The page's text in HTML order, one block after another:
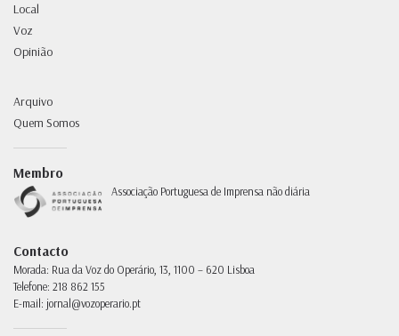
Local
Voz
Opinião
Arquivo
Quem Somos
Membro
Associação Portuguesa de Imprensa não diária
Contacto
Morada: Rua da Voz do Operário, 13, 1100 – 620 Lisboa
Telefone: 218 862 155
E-mail: jornal@vozoperario.pt